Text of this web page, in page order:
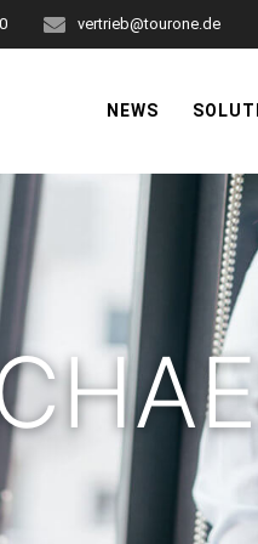
vertrieb@tourone.de
NEWS